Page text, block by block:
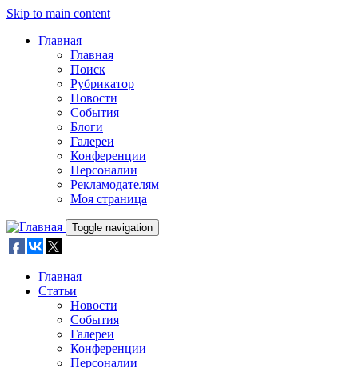
Skip to main content
Главная
Главная
Поиск
Рубрикатор
Новости
События
Блоги
Галереи
Конференции
Персоналии
Рекламодателям
Моя страница
Toggle navigation
Главная
Статьи
Новости
События
Галереи
Конференции
Персоналии